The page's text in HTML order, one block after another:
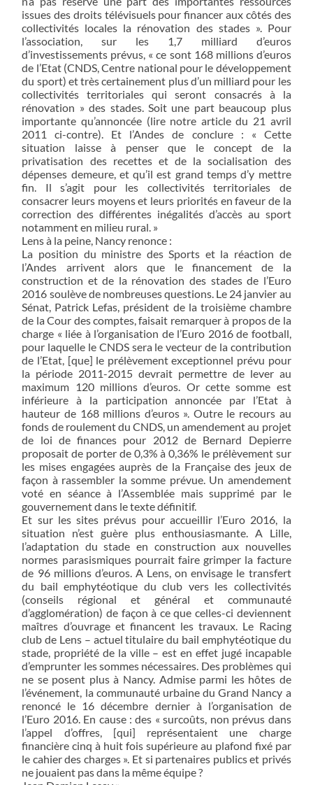
issues des droits télévisuels pour financer aux côtés des
collectivités locales la rénovation des stades ». Pour
l’association, sur les 1,7 milliard d’euros
d’investissements prévus, « ce sont 168 millions d’euros
de l’Etat (CNDS, Centre national pour le développement
du sport) et très certainement plus d’un milliard pour les
collectivités territoriales qui seront consacrés à la
rénovation » des stades. Soit une part beaucoup plus
importante qu’annoncée (lire notre article du 21 avril
2011 ci-contre). Et l’Andes de conclure : « Cette
situation laisse à penser que le concept de la
privatisation des recettes et de la socialisation des
dépenses demeure, et qu’il est grand temps d’y mettre
fin. Il s’agit pour les collectivités territoriales de
consacrer leurs moyens et leurs priorités en faveur de la
correction des différentes inégalités d’accès au sport
notamment en milieu rural. »
Lens à la peine, Nancy renonce :
La position du ministre des Sports et la réaction de
l’Andes arrivent alors que le financement de la
construction et de la rénovation des stades de l’Euro
2016 soulève de nombreuses questions. Le 24 janvier au
Sénat, Patrick Lefas, président de la troisième chambre
de la Cour des comptes, faisait remarquer à propos de la
charge « liée à l’organisation de l’Euro 2016 de football,
pour laquelle le CNDS sera le vecteur de la contribution
de l’Etat, [que] le prélèvement exceptionnel prévu pour
la période 2011-2015 devrait permettre de lever au
maximum 120 millions d’euros. Or cette somme est
inférieure à la participation annoncée par l’Etat à
hauteur de 168 millions d’euros ». Outre le recours au
fonds de roulement du CNDS, un amendement au projet
de loi de finances pour 2012 de Bernard Depierre
proposait de porter de 0,3% à 0,36% le prélèvement sur
les mises engagées auprès de la Française des jeux de
façon à rassembler la somme prévue. Un amendement
voté en séance à l’Assemblée mais supprimé par le
gouvernement dans le texte définitif.
Et sur les sites prévus pour accueillir l’Euro 2016, la
situation n’est guère plus enthousiasmante. A Lille,
l’adaptation du stade en construction aux nouvelles
normes parasismiques pourrait faire grimper la facture
de 96 millions d’euros. A Lens, on envisage le transfert
du bail emphytéotique du club vers les collectivités
(conseils régional et général et communauté
d’agglomération) de façon à ce que celles-ci deviennent
maîtres d’ouvrage et financent les travaux. Le Racing
club de Lens – actuel titulaire du bail emphytéotique du
stade, propriété de la ville – est en effet jugé incapable
d’emprunter les sommes nécessaires. Des problèmes qui
ne se posent plus à Nancy. Admise parmi les hôtes de
l’événement, la communauté urbaine du Grand Nancy a
renoncé le 16 décembre dernier à l’organisation de
l’Euro 2016. En cause : des « surcoûts, non prévus dans
l’appel d’offres, [qui] représentaient une charge
financière cinq à huit fois supérieure au plafond fixé par
le cahier des charges ». Et si partenaires publics et privés
ne jouaient pas dans la même équipe ?